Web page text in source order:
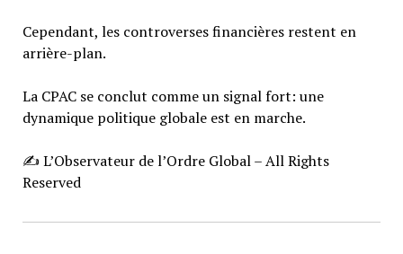
Cependant, les controverses financières restent en
arrière-plan.
La CPAC se conclut comme un signal fort: une
dynamique politique globale est en marche.
✍️ L’Observateur de l’Ordre Global – All Rights
Reserved